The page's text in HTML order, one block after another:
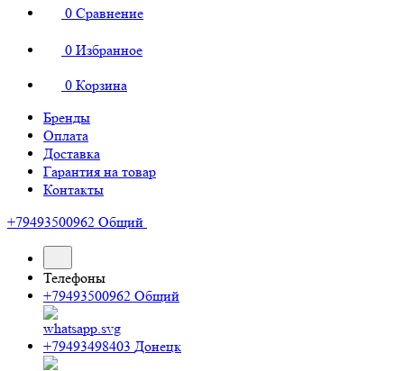
0 Сравнение
0 Избранное
0 Корзина
Бренды
Оплата
Доставка
Гарантия на товар
Контакты
+79493500962 Общий
Телефоны
+79493500962 Общий
+79493498403 Донецк